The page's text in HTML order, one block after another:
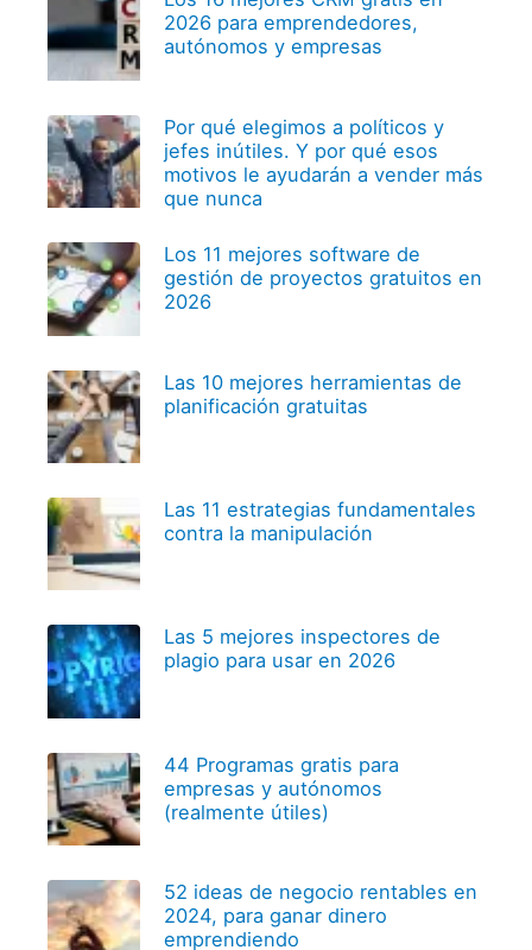
2026 para emprendedores,
autónomos y empresas
Por qué elegimos a políticos y
jefes inútiles. Y por qué esos
motivos le ayudarán a vender más
que nunca
Los 11 mejores software de
gestión de proyectos gratuitos en
2026
Las 10 mejores herramientas de
planificación gratuitas
Las 11 estrategias fundamentales
contra la manipulación
Las 5 mejores inspectores de
plagio para usar en 2026
44 Programas gratis para
empresas y autónomos
(realmente útiles)
52 ideas de negocio rentables en
2024, para ganar dinero
emprendiendo